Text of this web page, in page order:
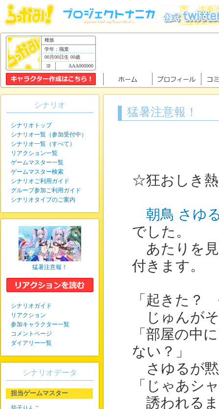
種族
学年：職業
00月00日生 00歳
AAA000000
猛暑注意報！
☆狂おしき
朝鳥 さゆ
でした。
あたりを見
付きます。
「起きた？
じゅんが
「部屋の中
ない？」
さゆるが
「じゃあシ
誘われるま
シナリオ
シナリオトップ
シナリオ一覧（参加受付中）
シナリオ一覧（すべて）
リアクション一覧
ゲームマスター一覧
ゲームマスター検索
シナリオご利用ガイド
グループ参加ご利用ガイド
シナリオタイプのご案内
猛暑注意報！
シナリオガイド
リアクション
参加キャラクター一覧
コメントページ
ダイアリー一覧
シナリオデータ
担当ゲームマスター